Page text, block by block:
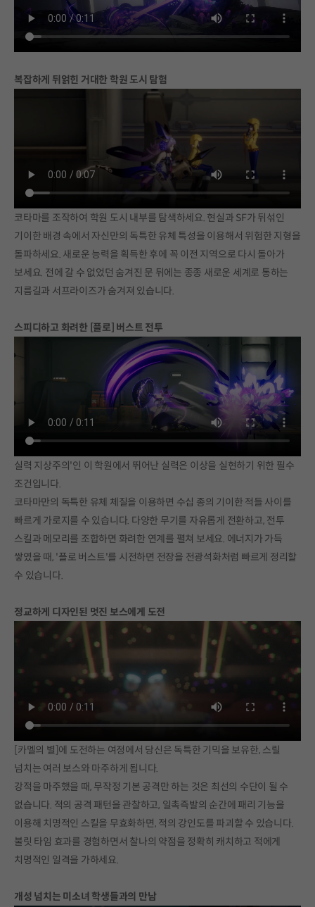
복잡하게 뒤얽힌 거대한 학원 도시 탐험
코타마를 조작하여 학원 도시 내부를 탐색하세요. 현실과 SF가 뒤섞인
기이한 배경 속에서 자신만의 독특한 유체 특성을 이용해서 위험한 지형을
돌파하세요. 새로운 능력을 획득한 후에 꼭 이전 지역으로 다시 돌아가
보세요. 전에 갈 수 없었던 숨겨진 문 뒤에는 종종 새로운 세계로 통하는
지름길과 서프라이즈가 숨겨져 있습니다.
스피디하고 화려한 [플로] 버스트 전투
실력 지상주의'인 이 학원에서 뛰어난 실력은 이상을 실현하기 위한 필수
조건입니다.
코타마만의 독특한 유체 체질을 이용하면 수십 종의 기이한 적들 사이를
빠르게 가로지를 수 있습니다. 다양한 무기를 자유롭게 전환하고, 전투
스킬과 메모리를 조합하면 화려한 연계를 펼쳐 보세요. 에너지가 가득
쌓였을 때, '플로 버스트'를 시전하면 전장을 전광석화처럼 빠르게 정리할
수 있습니다.
정교하게 디자인된 멋진 보스에게 도전
[카멜의 별]에 도전하는 여정에서 당신은 독특한 기믹을 보유한, 스릴
넘치는 여러 보스와 마주하게 됩니다.
강적을 마주했을 때, 무작정 기본 공격만 하는 것은 최선의 수단이 될 수
없습니다. 적의 공격 패턴을 관찰하고, 일촉즉발의 순간에 패리 기능을
이용해 치명적인 스킬을 무효화하면, 적의 강인도를 파괴할 수 있습니다.
불릿 타임 효과를 경험하면서 찰나의 약점을 정확히 캐치하고 적에게
치명적인 일격을 가하세요.
개성 넘치는 미소녀 학생들과의 만남